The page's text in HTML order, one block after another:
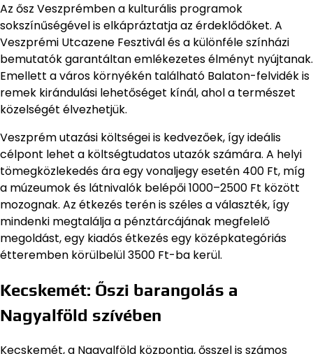
Az ősz Veszprémben a kulturális programok
sokszínűségével is elkápráztatja az érdeklődőket. A
Veszprémi Utcazene Fesztivál és a különféle színházi
bemutatók garantáltan emlékezetes élményt nyújtanak.
Emellett a város környékén található Balaton-felvidék is
remek kirándulási lehetőséget kínál, ahol a természet
közelségét élvezhetjük.
Veszprém utazási költségei is kedvezőek, így ideális
célpont lehet a költségtudatos utazók számára. A helyi
tömegközlekedés ára egy vonaljegy esetén 400 Ft, míg
a múzeumok és látnivalók belépői 1000–2500 Ft között
mozognak. Az étkezés terén is széles a választék, így
mindenki megtalálja a pénztárcájának megfelelő
megoldást, egy kiadós étkezés egy középkategóriás
étteremben körülbelül 3500 Ft-ba kerül.
Kecskemét: Őszi barangolás a
Nagyalföld szívében
Kecskemét, a Nagyalföld központja, ősszel is számos